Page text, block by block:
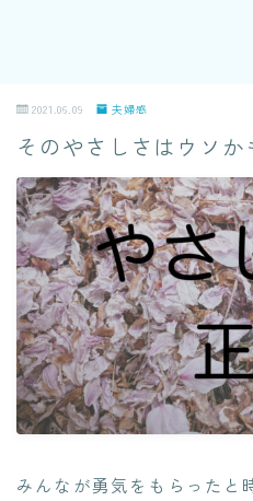
2021.06.09 夫婦感
そのやさしさはウソか
みんなが勇気をもらったと